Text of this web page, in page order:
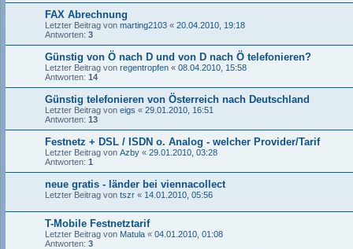
FAX Abrechnung
Letzter Beitrag von marting2103 « 20.04.2010, 19:18
Antworten: 3
Günstig von Ö nach D und von D nach Ö telefonieren?
Letzter Beitrag von regentropfen « 08.04.2010, 15:58
Antworten: 14
Günstig telefonieren von Österreich nach Deutschland
Letzter Beitrag von eigs « 29.01.2010, 16:51
Antworten: 13
Festnetz + DSL / ISDN o. Analog - welcher Provider/Tarif
Letzter Beitrag von Azby « 29.01.2010, 03:28
Antworten: 1
neue gratis - länder bei viennacollect
Letzter Beitrag von tszr « 14.01.2010, 05:56
T-Mobile Festnetztarif
Letzter Beitrag von Matula « 04.01.2010, 01:08
Antworten: 3